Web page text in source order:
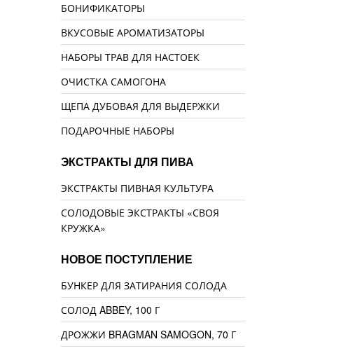
БОНИФИКАТОРЫ
ВКУСОВЫЕ АРОМАТИЗАТОРЫ
НАБОРЫ ТРАВ ДЛЯ НАСТОЕК
ОЧИСТКА САМОГОНА
ЩЕПА ДУБОВАЯ ДЛЯ ВЫДЕРЖКИ
ПОДАРОЧНЫЕ НАБОРЫ
ЭКСТРАКТЫ ДЛЯ ПИВА
ЭКСТРАКТЫ ПИВНАЯ КУЛЬТУРА
СОЛОДОВЫЕ ЭКСТРАКТЫ «СВОЯ
КРУЖКА»
НОВОЕ ПОСТУПЛЕНИЕ
БУНКЕР ДЛЯ ЗАТИРАНИЯ СОЛОДА
СОЛОД ABBEY, 100 Г
ДРОЖЖИ BRAGMAN SAMOGON, 70 Г